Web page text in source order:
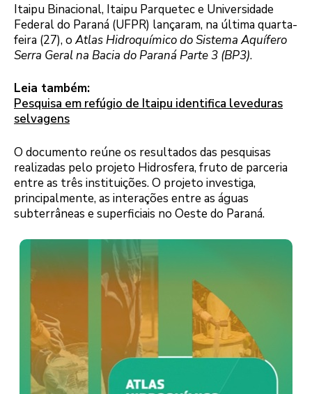
Itaipu Binacional, Itaipu Parquetec e Universidade
Federal do Paraná (UFPR) lançaram, na última quarta-
feira (27), oAtlas Hidroquímico do Sistema Aquífero
Serra Geral na Bacia do Paraná Parte 3 (BP3).
Leia também:
Pesquisa em refúgio de Itaipu identifica leveduras
selvagens
O documento reúne os resultados das pesquisas
realizadas pelo projeto Hidrosfera, fruto de parceria
entre as três instituições. O projeto investiga,
principalmente, as interações entre as águas
subterrâneas e superficiais no Oeste do Paraná.